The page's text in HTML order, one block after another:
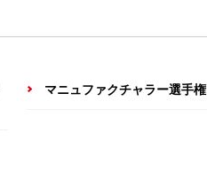
マニュファクチャラー選手権